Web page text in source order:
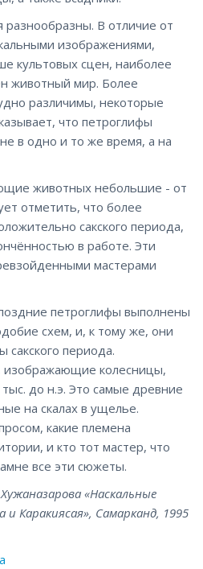
разнообразны. В отличие от
изображениями,
культовых сцен, наиболее
животный мир. Более
различимы, некоторые
что петроглифы
в одно и то же время, а на
животных небольшие - от
отметить, что более
сакского периода,
в работе. Эти
мастерами
петроглифы выполнены
схем, и, к тому же, они
сакского периода.
изображающие колесницы,
до н.э. Это самые древние
на скалах в ущелье.
какие племена
и кто тот мастер, что
все эти сюжеты.
«Наскальные
Каракиясая», Самарканд, 1995